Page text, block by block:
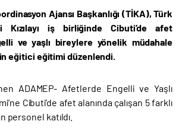
Ajansı Başkanlığı (TİKA), Türk
Kızılayı iş birliğinde Cibuti’de afet
ve yaşlı bireylere yönelik müdahale
eğitici eğitimi düzenlendi.
ADAMEP- Afetlerde Engelli ve Yaşlı
Cibuti’de afet alanında çalışan 5 farklı
personel katıldı.